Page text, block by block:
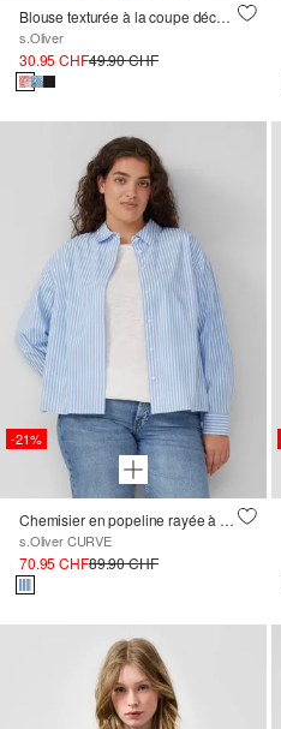
Blouse texturée à la coupe décontractée avec fronces et manches raglan
s.Oliver
30.95 CHF49.90 CHF
-21%
Chemisier en popeline rayée à la coupe trapue
s.Oliver CURVE
70.95 CHF89.90 CHF